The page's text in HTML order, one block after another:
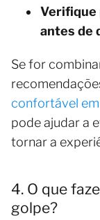
Verifique
antes de
Se for
confortável
pode ajudar a
tornar a
4. O que
golpe?